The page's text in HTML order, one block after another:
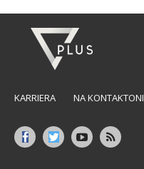
KARRIERA NA KONTAKTONI